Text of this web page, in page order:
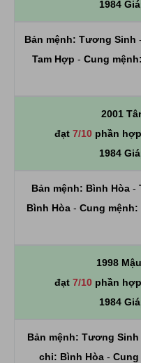
1984
Bản mệnh: Tương Sinh -
Tam Hợp - Cung mệnh:
2001
đạt 7/10phần
1984
Bản mệnh: Bình Hòa-
Bình Hòa - Cung mệnh:
1998
đạt 7/10phần
1984
Bản mệnh: Tương Sinh
chi: Bình Hòa- Cung